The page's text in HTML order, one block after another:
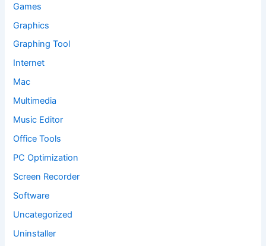
Games
Graphics
Graphing Tool
Internet
Mac
Multimedia
Music Editor
Office Tools
PC Optimization
Screen Recorder
Software
Uncategorized
Uninstaller